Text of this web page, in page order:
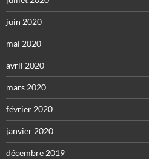
juin 2020
mai 2020
avril 2020
mars 2020
février 2020
janvier 2020
décembre 2019